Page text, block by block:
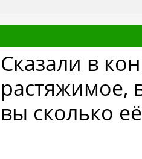
Сказали в
растяжимое,
вы сколько